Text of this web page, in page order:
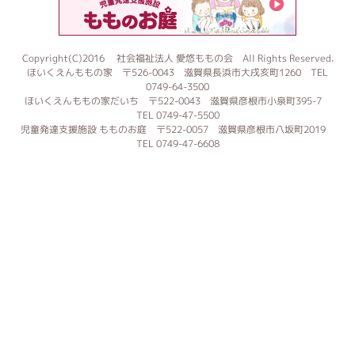
Copyright(C)2016 社会福祉法人 愛悠ももの会 All Rights Reserved.
ほいくえんももの家 〒526-0043 滋賀県長浜市大戌亥町1260 TEL
0749-64-3500
ほいくえんももの家だいち 〒522-0043 滋賀県彦根市小泉町395-7
TEL 0749-47-5500
児童発達支援施設 もものお庭 〒522-0057 滋賀県彦根市八坂町2019
TEL 0749-47-6608